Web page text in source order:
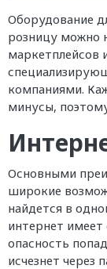
Оборудование
розницу можно
маркетплейсов
компаниями.
минусы,
Основными
широкие
найдется в
интернет имеет
опасность
исчезнет через